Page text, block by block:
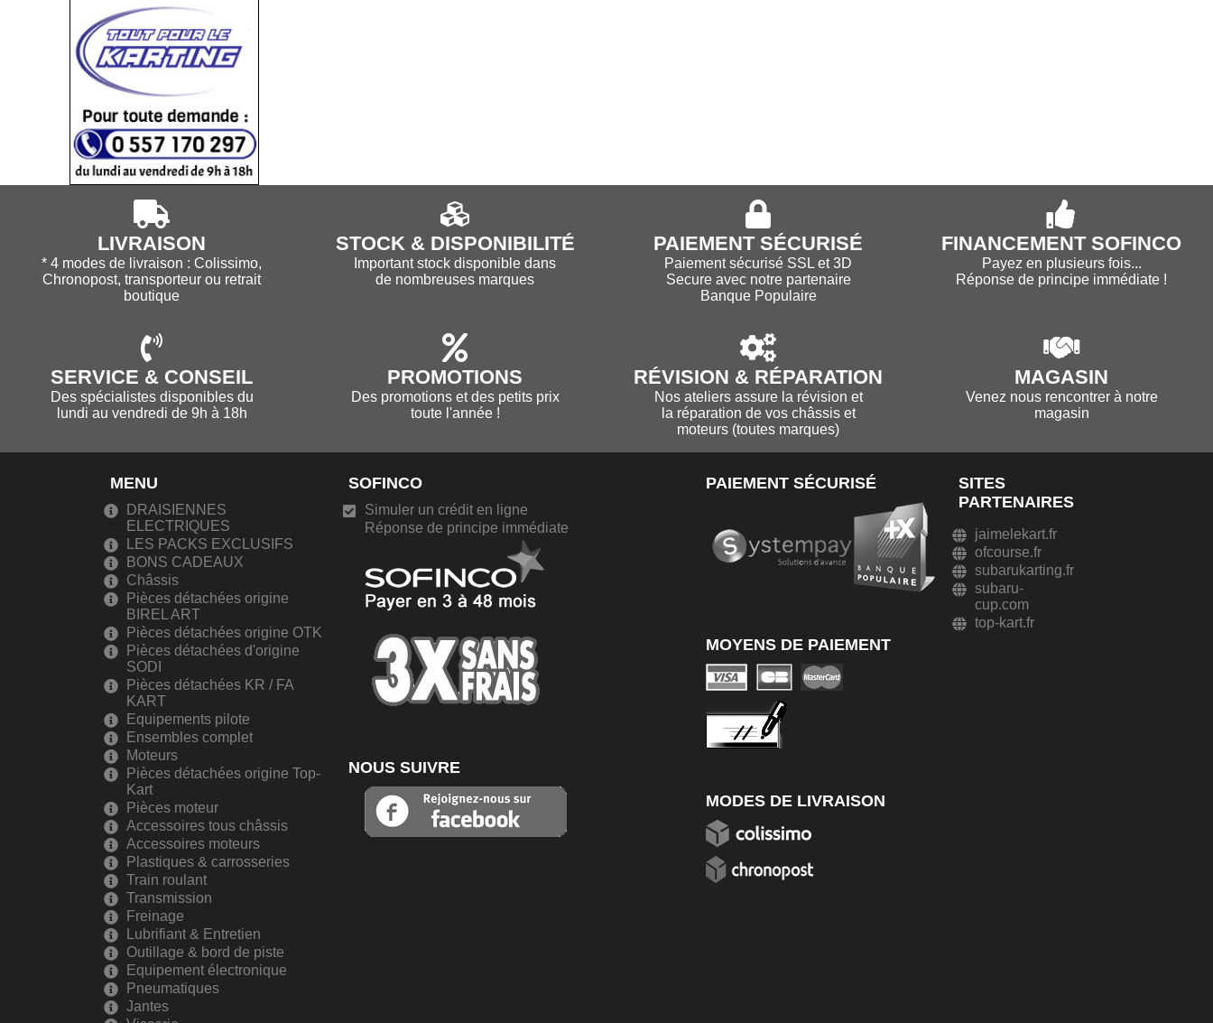
LIVRAISON
* 4 modes de livraison : Colissimo,
Chronopost, transporteur ou retrait
boutique
STOCK & DISPONIBILITÉ
Important stock disponible dans
de nombreuses marques
PAIEMENT SÉCURISÉ
Paiement sécurisé SSL et 3D
Secure avec notre partenaire
Banque Populaire
FINANCEMENT SOFINCO
Payez en plusieurs fois...
Réponse de principe immédiate !
SERVICE & CONSEIL
Des spécialistes disponibles du
lundi au vendredi de 9h à 18h
PROMOTIONS
Des promotions et des petits prix
toute l'année !
RÉVISION & RÉPARATION
Nos ateliers assure la révision et
la réparation de vos châssis et
moteurs (toutes marques)
MAGASIN
Venez nous rencontrer à notre
magasin
MENU
DRAISIENNES
ELECTRIQUES
LES PACKS EXCLUSIFS
BONS CADEAUX
Châssis
Pièces détachées origine
BIREL ART
Pièces détachées origine OTK
Pièces détachées d'origine
SODI
Pièces détachées KR / FA
KART
Equipements pilote
Ensembles complet
Moteurs
Pièces détachées origine Top-
Kart
Pièces moteur
Accessoires tous châssis
Accessoires moteurs
Plastiques & carrosseries
Train roulant
Transmission
Freinage
Lubrifiant & Entretien
Outillage & bord de piste
Equipement électronique
Pneumatiques
Jantes
SOFINCO
Simuler un crédit en ligne
Réponse de principe immédiate
NOUS SUIVRE
PAIEMENT SÉCURISÉ
MOYENS DE PAIEMENT
MODES DE LIVRAISON
SITES
PARTENAIRES
jaimelekart.fr
ofcourse.fr
subarukarting.fr
subaru-
cup.com
top-kart.fr